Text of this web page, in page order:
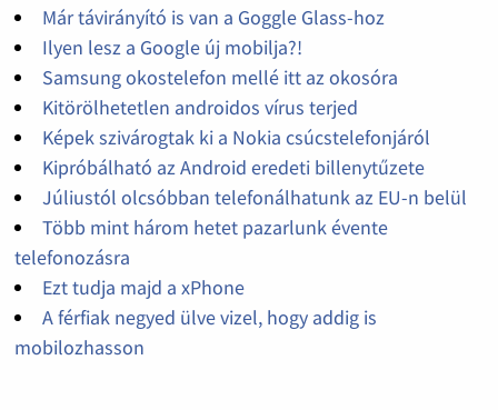
Már távirányító is van a Goggle Glass-hoz
Ilyen lesz a Google új mobilja?!
Samsung okostelefon mellé itt az okosóra
Kitörölhetetlen androidos vírus terjed
Képek szivárogtak ki a Nokia csúcstelefonjáról
Kipróbálható az Android eredeti billenytűzete
Júliustól olcsóbban telefonálhatunk az EU-n belül
Több mint három hetet pazarlunk évente
telefonozásra
Ezt tudja majd a xPhone
A férfiak negyed ülve vizel, hogy addig is
mobilozhasson